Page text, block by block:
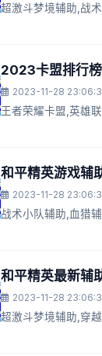
超激斗梦境辅助,战
2023卡盟排行
2023-11-28
王者荣耀卡盟,英雄
和平精英游戏辅
2023-11-28
战术小队辅助,血猎
和平精英最新辅
2023-11-28
超激斗梦境辅助,穿